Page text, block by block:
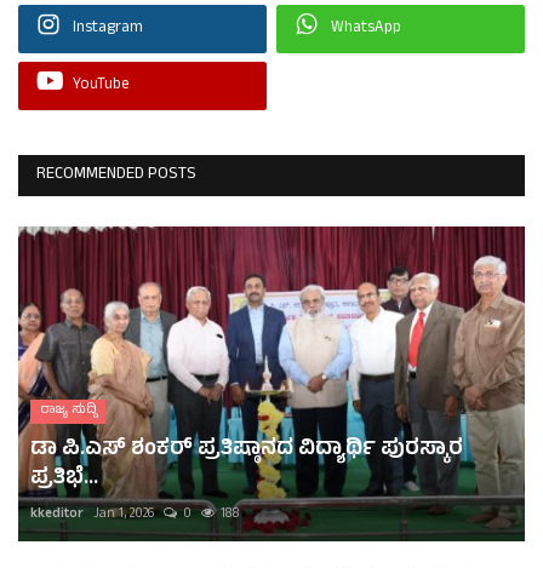
Instagram WhatsApp
YouTube
RECOMMENDED POSTS
ರಾಜ್ಯ ಸುದ್ದಿ
ಡಾ ಪಿ.ಎಸ್ ಶಂಕರ್ ಪ್ರತಿಷ್ಠಾನದ ವಿದ್ಯಾರ್ಥಿ ಪುರಸ್ಕಾರ
ಪ್ರತಿಭೆ...
kkeditor Jan 1, 2026 0 188